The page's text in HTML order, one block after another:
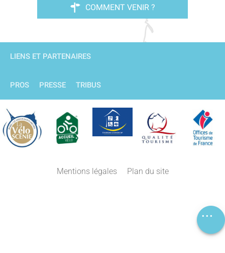
Carte
COMMENT VENIR ?
LIENS ET PARTENAIRES
PROS PRESSE TRIBUS
Mentions légales Plan du site